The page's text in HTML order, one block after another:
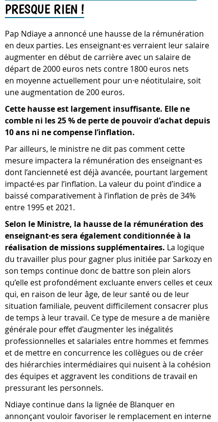
PRESQUE RIEN !
Pap Ndiaye a annoncé une hausse de la rémunération
en deux parties. Les enseignant·es verraient leur salaire
augmenter en début de carrière avec un salaire de
départ de 2000 euros nets contre 1800 euros nets
en moyenne actuellement pour un·e néotitulaire, soit
une augmentation de 200 euros.
Cette hausse est largement insuffisante. Elle ne
comble ni les 25 % de perte de pouvoir d'achat depuis
10 ans ni ne compense l’inflation.
Par ailleurs, le ministre ne dit pas comment cette
mesure impactera la rémunération des enseignant·es
dont l’ancienneté est déjà avancée, pourtant largement
impacté·es par l’inflation. La valeur du point d’indice a
baissé comparativement à l’inflation de près de 34%
entre 1995 et 2021.
Selon le Ministre, la hausse de la rémunération des
enseignant·es sera également conditionnée à la
réalisation de missions supplémentaires. La logique
du travailler plus pour gagner plus initiée par Sarkozy en
son temps continue donc de battre son plein alors
qu’elle est profondément excluante envers celles et ceux
qui, en raison de leur âge, de leur santé ou de leur
situation familiale, peuvent difficilement consacrer plus
de temps à leur travail. Ce type de mesure a de manière
générale pour effet d’augmenter les inégalités
professionnelles et salariales entre hommes et femmes
et de mettre en concurrence les collègues ou de créer
des hiérarchies intermédiaires qui nuisent à la cohésion
des équipes et aggravent les conditions de travail en
pressurant les personnels.
Ndiaye continue dans la lignée de Blanquer en
annonçant vouloir favoriser le remplacement en interne